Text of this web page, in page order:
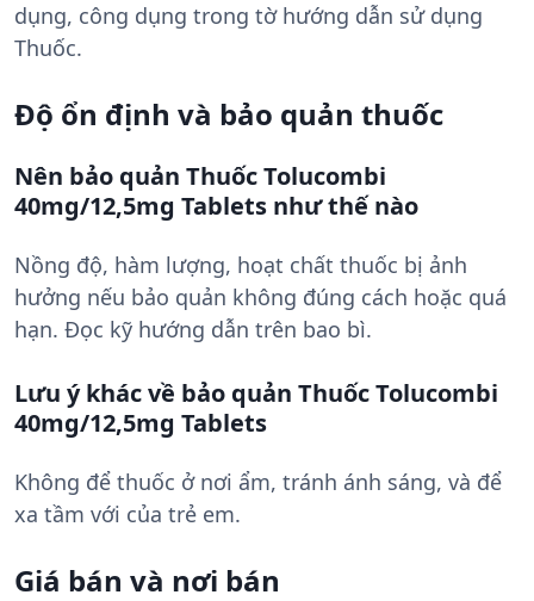
dụng, công dụng trong tờ hướng dẫn sử dụng
Thuốc.
Độ ổn định và bảo quản thuốc
Nên bảo quản Thuốc Tolucombi
40mg/12,5mg Tablets như thế nào
Nồng độ, hàm lượng, hoạt chất thuốc bị ảnh
hưởng nếu bảo quản không đúng cách hoặc quá
hạn. Đọc kỹ hướng dẫn trên bao bì.
Lưu ý khác về bảo quản Thuốc Tolucombi
40mg/12,5mg Tablets
Không để thuốc ở nơi ẩm, tránh ánh sáng, và để
xa tầm với của trẻ em.
Giá bán và nơi bán